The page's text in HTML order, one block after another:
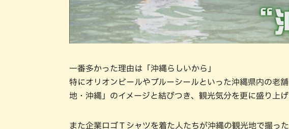
一番多かった理由は「沖縄らしいから」
特にオリオンビールやブルーシールといった沖縄県内の老
地・沖縄」のイメージと結びつき、観光気分を更に盛り上げ
また企業ロゴＴシャツを着た人たちが沖縄の観光地で撮っ